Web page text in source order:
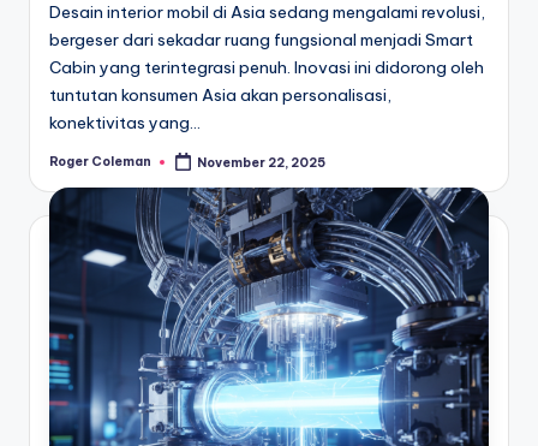
Desain interior mobil di Asia sedang mengalami revolusi,
bergeser dari sekadar ruang fungsional menjadi Smart
Cabin yang terintegrasi penuh. Inovasi ini didorong oleh
tuntutan konsumen Asia akan personalisasi,
konektivitas yang…
Posted
Roger Coleman November 22, 2025